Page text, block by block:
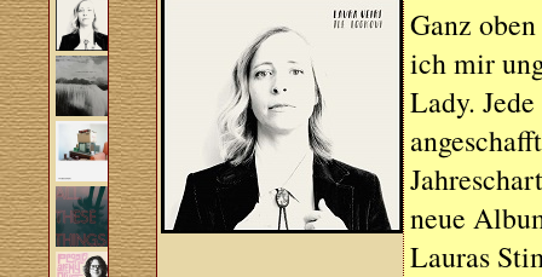
Ganz
ich mir
Lady.
neue
Lauras